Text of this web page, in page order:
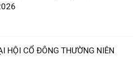
HỘI CỔ ĐÔNG THƯỜNG NIÊN